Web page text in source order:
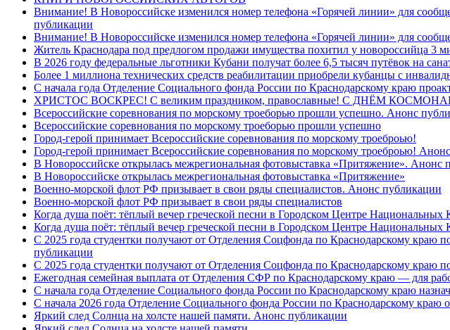
Внимание! В Новороссийске изменился номер телефона «Горячей линии» для
публикации
Внимание! В Новороссийске изменился номер телефона «Горячей линии» для
Житель Краснодара под предлогом продажи имущества похитил у новороссийца 3
В 2026 году федеральные льготники Кубани получат более 6,5 тысяч путёвок на
Более 1 миллиона технических средств реабилитации приобрели кубанцы с
С начала года Отделение Социального фонда России по Краснодарскому краю
ХРИСТОС ВОСКРЕС! С великим праздником, православные! C ДНЁМ
Всероссийские соревнования по морскому троеборью прошли успешно. Анонс
Всероссийские соревнования по морскому троеборью прошли успешно
Город-герой принимает Всероссийские соревнования по морскому троеброью!
Город-герой принимает Всероссийские соревнования по морскому троеброью!
В Новороссийске открылась межрегиональная фотовыставка «Притяжение». Анонс
В Новороссийске открылась межрегиональная фотовыставка «Притяжение»
Военно-морской флот РФ призывает в свои ряды специалистов. Анонс публикации
Военно-морской флот РФ призывает в свои ряды специалистов
Когда душа поёт: тёплый вечер греческой песни в Городском Центре Национальных
Когда душа поёт: тёплый вечер греческой песни в Городском Центре Национальных
С 2025 года студентки получают от Отделения Соцфонда по Краснодарскому краю
публикации
С 2025 года студентки получают от Отделения Соцфонда по Краснодарскому краю
Ежегодная семейная выплата от Отделения СФР по Краснодарскому краю — для
С начала года Отделение Социального фонда России по Краснодарскому краю
С начала 2026 года Отделение Социального фонда России по Краснодарскому
Яркий след Солнца на холсте нашей памяти. Анонс публикации